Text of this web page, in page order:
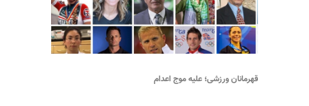
قهرمانان ورزشی؛ علیه موج اعدام